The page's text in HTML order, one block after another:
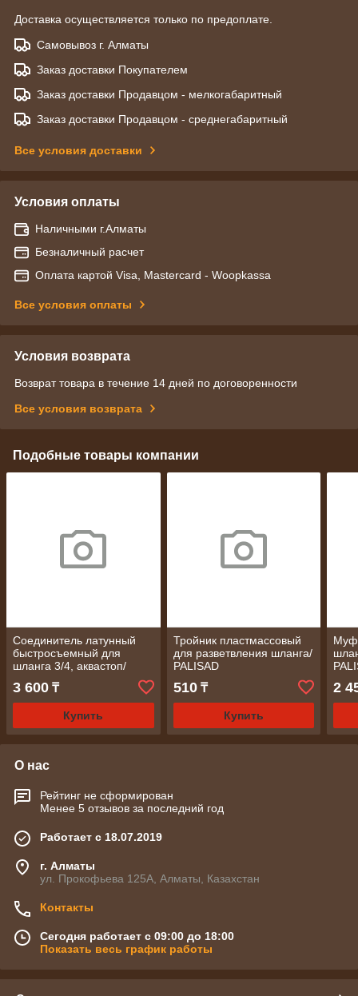
Доставка осуществляется только по предоплате.
Самовывоз г. Алматы
Заказ доставки Покупателем
Заказ доставки Продавцом - мелкогабаритный
Заказ доставки Продавцом - среднегабаритный
Все условия доставки
Условия оплаты
Наличными г.Алматы
Безналичный расчет
Оплата картой Visa, Mastercard - Woopkassa
Все условия оплаты
Условия возврата
Возврат товара в течение 14 дней по договоренности
Все условия возврата
Подобные товары компании
Соединитель латунный
быстросъемный для
шланга 3/4, аквастоп/
3 600 ₸
Купить
Тройник пластмассовый
для разветвления шланга/
PALISAD
510₸
Купить
2
О нас
Рейтинг не сформирован
Менее 5 отзывов за последний год
Работает с 18.07.2019
г. Алматы
ул. Прокофьева 125А, Алматы, Казахстан
Контакты
Сегодня работает с 09:00 до 18:00
Показать весь график работы